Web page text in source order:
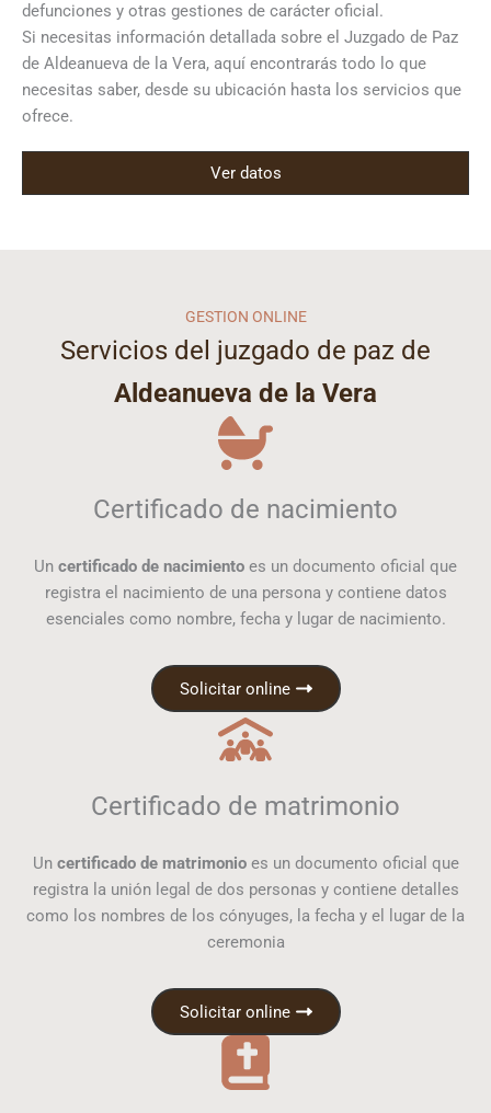
defunciones y otras gestiones de carácter oficial.
Si necesitas información detallada sobre el Juzgado de Paz
de Aldeanueva de la Vera, aquí encontrarás todo lo que
necesitas saber, desde su ubicación hasta los servicios que
ofrece.
Ver datos
GESTION ONLINE
Servicios del juzgado de paz de
Aldeanueva de la Vera
Certificado de nacimiento
Un certificado de nacimiento es un documento oficial que
registra el nacimiento de una persona y contiene datos
esenciales como nombre, fecha y lugar de nacimiento.
Solicitar online
Certificado de matrimonio
Un certificado de matrimonioes un documento oficial que
registra la unión legal de dos personas y contiene detalles
como los nombres de los cónyuges, la fecha y el lugar de la
ceremonia
Solicitar online